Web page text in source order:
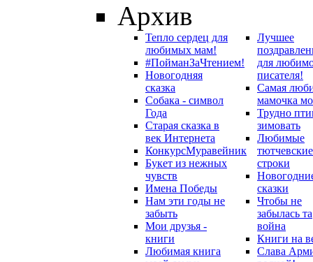
Архив
Тепло сердец для
любимых мам!
#ПойманЗаЧтением!
Новогодняя
сказка
Собака - символ
Года
Старая сказка в
век Интернета
КонкурсМуравейник
Букет из нежных
чувств
Имена Победы
Нам эти годы не
забыть
Мои друзья -
книги
Любимая книга
Лучшее
для
писателя!
Самая
мамочка
Трудно
зимовать
Любимые
тютчевские
строки
сказки
Чтобы не
забылась та
война
Книги на
Слава